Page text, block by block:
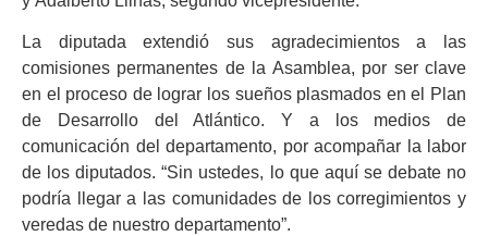
La diputada extendió sus agradecimientos a las
comisiones permanentes de la Asamblea, por ser clave
en el proceso de lograr los sueños plasmados en el Plan
de Desarrollo del Atlántico. Y a los medios de
comunicación del departamento, por acompañar la labor
de los diputados. “Sin ustedes, lo que aquí se debate no
podría llegar a las comunidades de los corregimientos y
veredas de nuestro departamento”.